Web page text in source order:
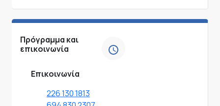
Πρόγραμμα και
επικοινωνία
Επικοινωνία
226 130 1813